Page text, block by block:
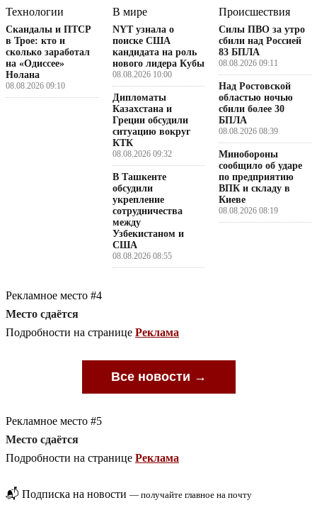
Технологии
Скандалы и ПТСР
в Трое: кто и
сколько заработал
на «Одиссее»
Нолана
08.08.2026 09:10
В мире
NYT узнала о
поиске США
кандидата на роль
нового лидера Кубы
08.08.2026 10:00
Дипломаты
Казахстана и
Греции обсудили
ситуацию вокруг
КТК
08.08.2026 09:32
В Ташкенте
обсудили
укрепление
сотрудничества
между
Узбекистаном и
США
08.08.2026 08:55
Происшествия
Силы ПВО за утро
сбили над Россией
83 БПЛА
08.08.2026 09:11
Над Ростовской
областью ночью
сбили более 30
БПЛА
08.08.2026 08:39
Минобороны
сообщило об ударе
по предприятию
ВПК и складу в
Киеве
08.08.2026 08:19
Рекламное место #4
Место сдаётся
Подробности на странице Реклама
Все новости →
Рекламное место #5
Место сдаётся
Подробности на странице Реклама
📬 Подписка на новости — получайте главное на почту